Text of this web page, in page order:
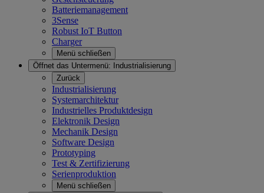
Batteriemanagement
3Sense
Robust IoT Button
Charger
Menü schließen
Öffnet das Untermenü:
Industrialisierung
Zurück
Industrialisierung
Systemarchitektur
Industrielles Produktdesign
Elektronik Design
Mechanik Design
Software Design
Prototyping
Test & Zertifizierung
Serienproduktion
Menü schließen